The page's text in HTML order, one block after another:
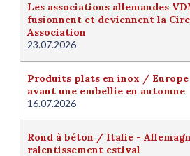
Les associations allemandes
fusionnent et deviennent la
Association
23.07.2026
Produits plats en inox /
avant une embellie en automne
16.07.2026
Rond à béton / Italie -
ralentissement estival